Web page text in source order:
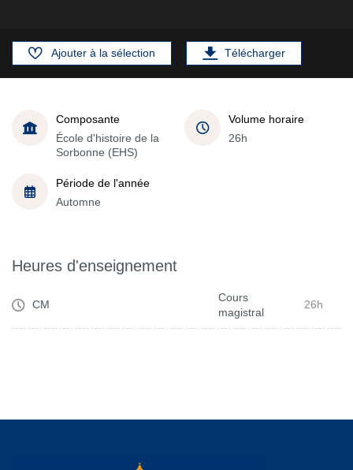
Ajouter à la sélection Télécharger
Composante
École d'histoire de la
Sorbonne (EHS)
Volume horaire
26h
Période de l'année
Automne
Heures d'enseignement
CM
Cours
magistral
26h